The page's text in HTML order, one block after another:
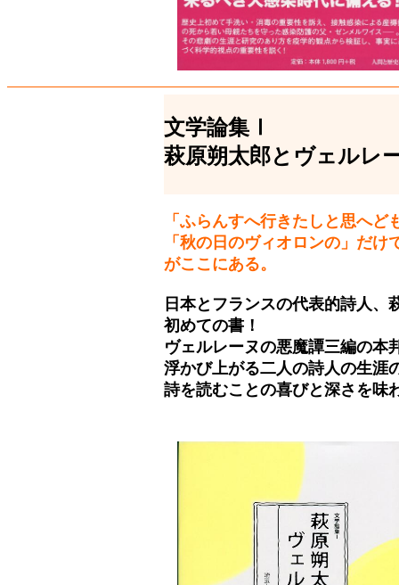
文学論集Ⅰ
萩原朔太郎とヴェルレ
「ふらんすへ行きたしと思へ
「秋の日のヴィオロンの」だけ
がここにある。
日本とフランスの代表的詩人、
初めての書！
ヴェルレーヌの悪魔譚三編の本
浮かび上がる二人の詩人の生涯
詩を読むことの喜びと深さを味